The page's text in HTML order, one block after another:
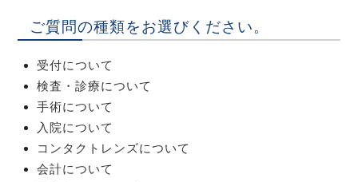
ご質問の種類をお選びください。
受付について
検査・診療について
手術について
入院について
コンタクトレンズについて
会計について